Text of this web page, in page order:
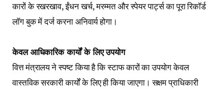
कारों के रखरखाव, ईंधन खर्च, मरम्मत और स्पेयर पार्ट्स का पूरा रिकॉर्ड
लॉग बुक में दर्ज करना अनिवार्य होगा।
केवल आधिकारिक कार्यों के लिए उपयोग
वित्त मंत्रालय ने स्पष्ट किया है कि स्टाफ कारों का उपयोग केवल
वास्तविक सरकारी कार्यों के लिए ही किया जाएगा। सक्षम प्राधिकारी